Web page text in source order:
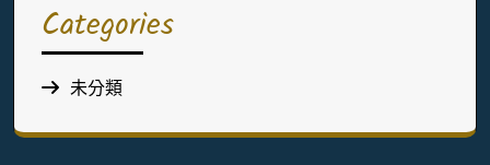
Categories
未分類